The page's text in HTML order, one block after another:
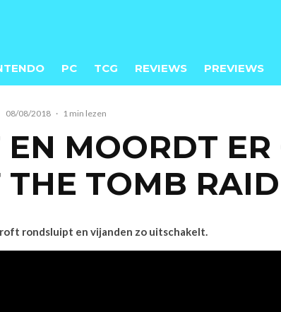
PC TCG REVIEWS PREVIEWS
08/08/2018 · 1 min lezen
MOORDT ER
TOMB
rondsluipt en vijanden zo uitschakelt.